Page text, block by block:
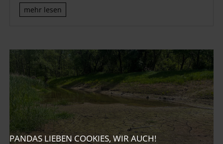
mehr lesen
PANDAS LIEBEN COOKIES, WIR AUCH!